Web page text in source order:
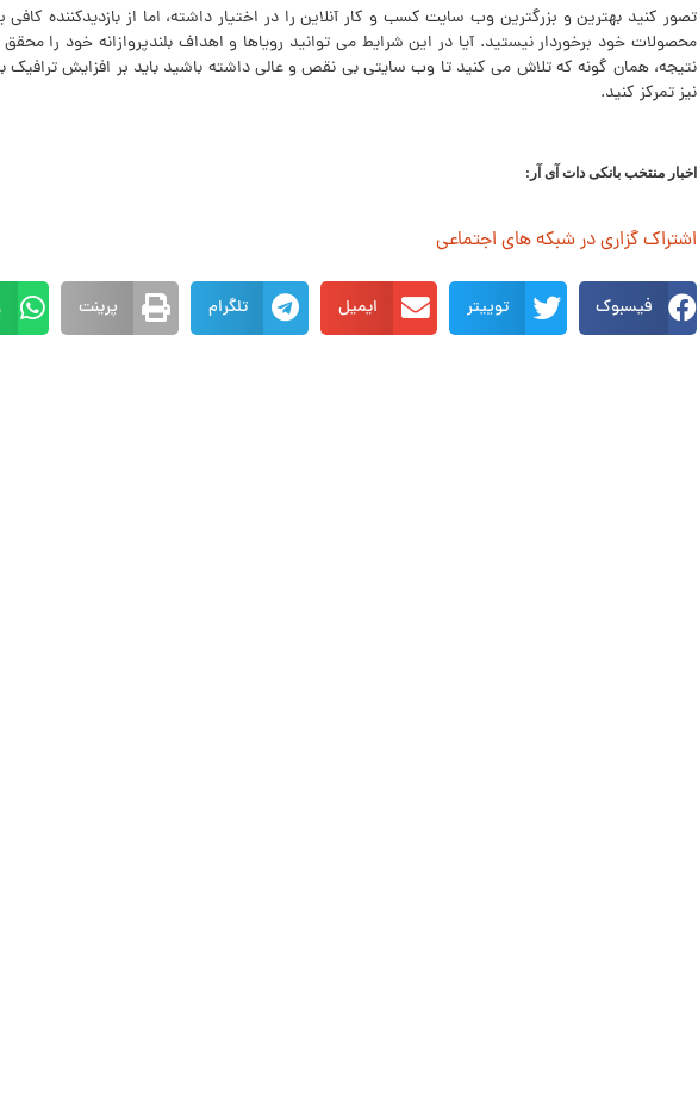
تصور کنید بهترین و بزرگترین وب سایت کسب و کار آنلاین را در اختیار داشته، اما از بازدیدکننده
محصولات خود برخوردار نیستید. آیا در این شرایط می توانید رویاها و اهداف بلندپروازانه خود را
نتیجه، همان گونه که تلاش می کنید تا وب سایتی بی نقص و عالی داشته باشید باید بر افزایش ترافیک
نیز تمرکز کنید.
اخبار منتخب بانکی دات آی آر:
اشتراک گزاری در شبکه های اجتماعی
فیسبوک توییتر ایمیل تلگرام پرینت